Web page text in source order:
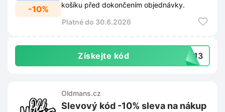
-10%
košíku před dokončením objednávky.
Platné do 30.6.2026
Získejte kód 5413
Oldmans.cz
Slevový kód -10% sleva na nákup